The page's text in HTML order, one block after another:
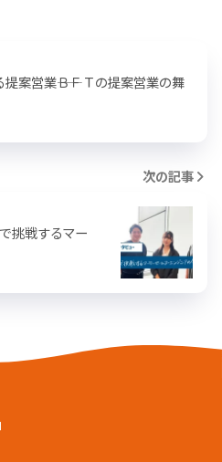
案営業――ＢＦＴの提案営業の舞
次の記事
挑戦するマー